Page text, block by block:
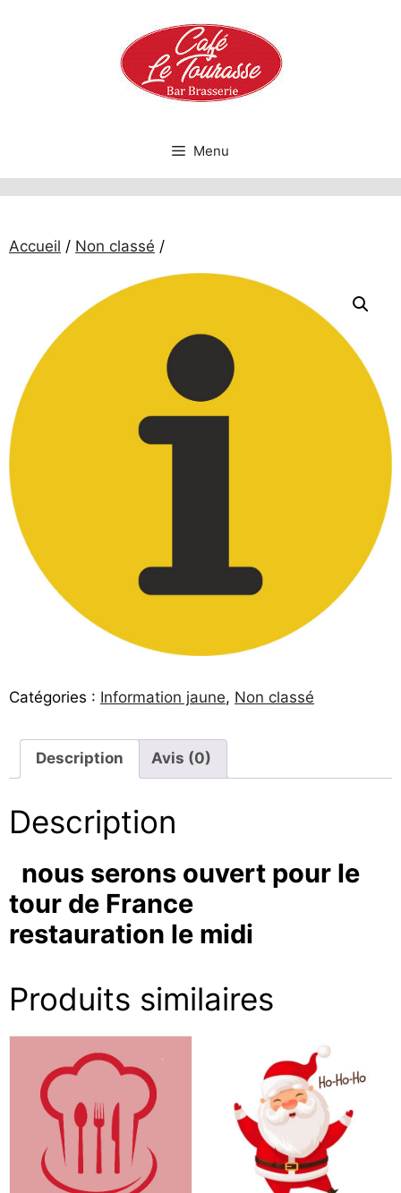
Menu
Accueil / Non classé /
Catégories : Information jaune, Non classé
Description Avis (0)
Description
nous serons ouvert pour le
tour de France
restauration le midi
Produits similaires